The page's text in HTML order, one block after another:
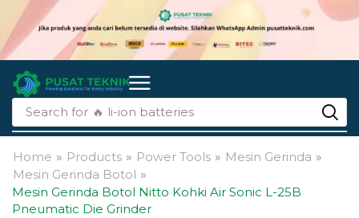
Search for 🔥 li-ion batteries
Home » Products » Power Tools » Mesin Gerinda »
Mesin Gerinda Botol »
Mesin Gerinda Botol Nitto Kohki Air Sonic L-25B
Pneumatic Die Grinder